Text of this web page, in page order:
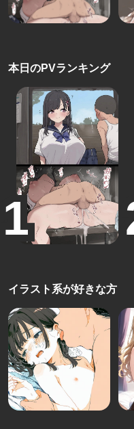
本日のPVランキング
イラスト系が好きな方